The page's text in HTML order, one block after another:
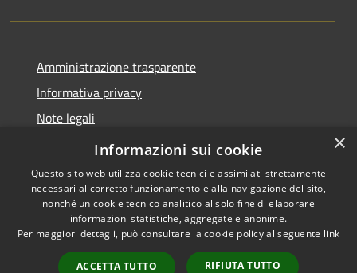
Amministrazione trasparente
Informativa privacy
Note legali
Dichiarazione di accessibilità
Accessibilità
Copyright © 2026 • Comune di
Locorotondo • Powered by
Municipium•
Accesso
×
Informazioni sui cookie
Questo sito web utilizza cookie tecnici e assimilati strettamente
necessari al corretto funzionamento e alla navigazione del sito,
nonché un cookie tecnico analitico al solo fine di elaborare
informazioni statistiche, aggregate e anonime.
Per maggiori dettagli, può consultare la cookie policy al seguente link
ACCETTA TUTTO RIFIUTA TUTTO